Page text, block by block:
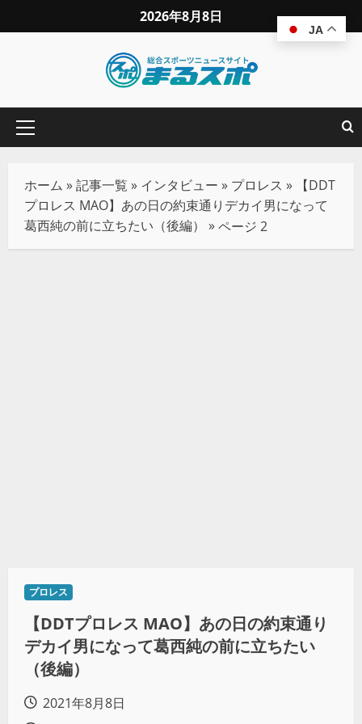
2026年8月8日
ホーム »記事一覧 » インタビュー » プロレス »
【DDT
プロレス MAO】あの日の約束通りデカイ男になって
葛西純の前に立ちたい（後編）
»ページ 2
プロレス
【DDTプロレス MAO】あの日の約束通り
デカイ男になって葛西純の前に立ちたい
（後編）
2021年8月8日
JA